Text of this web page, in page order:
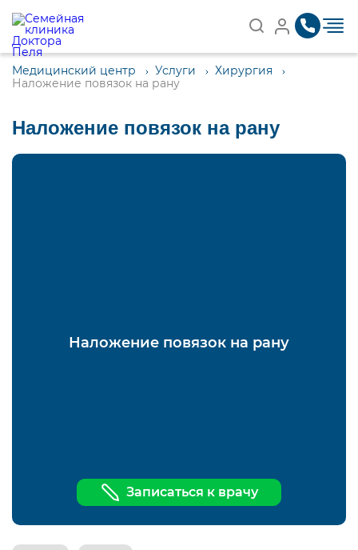
Медицинский центр Услуги
Хирургия
Наложение повязок на рану
Наложение повязок на рану
Наложение повязок на рану
Записаться к врачу